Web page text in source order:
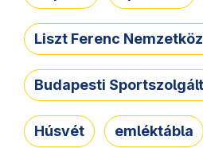
Liszt Ferenc
Budapesti
Húsvét emléktábla